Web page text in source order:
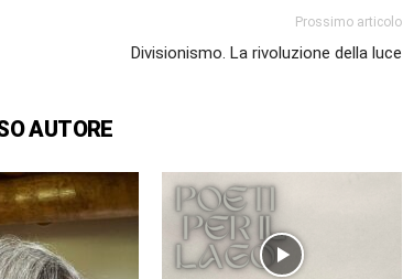
Prossimo articolo
Divisionismo. La rivoluzione della luce
AUTORE